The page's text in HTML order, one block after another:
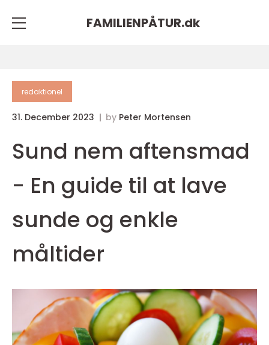
FAMILIENPÅTUR.dk
redaktionel
31. December 2023 by Peter Mortensen
Sund nem aftensmad
- En guide til at lave
sunde og enkle
måltider